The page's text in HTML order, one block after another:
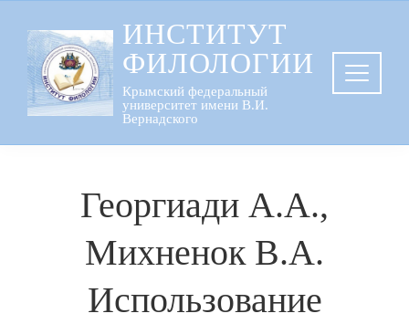
содержанию
ИНСТИТУТ
ФИЛОЛОГИИ
Крымский федеральный
университет имени В.И.
Вернадского
Георгиади А.А.,
Михненок В.А.
Использование